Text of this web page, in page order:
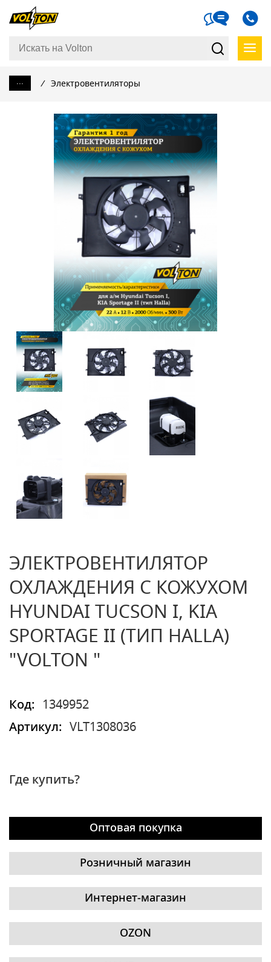
... / Электровентиляторы
ЭЛЕКТРОВЕНТИЛЯТОР
ОХЛАЖДЕНИЯ С КОЖУХОМ
HYUNDAI TUCSON I, KIA
SPORTAGE II (ТИП HALLA)
"VOLTON "
Код:
1349952
Артикул:
VLT1308036
Где купить?
Оптовая покупка
Розничный магазин
Интернет-магазин
OZON